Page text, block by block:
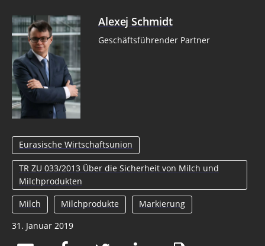
Alexej Schmidt
Geschäftsführender Partner
Eurasische Wirtschaftsunion
TR ZU 033/2013 Über die Sicherheit von Milch und
Milchprodukten
Milch
Milchprodukte
Markierung
31. Januar 2019